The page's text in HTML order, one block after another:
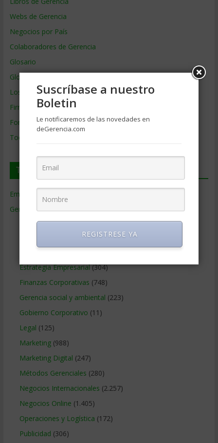
Webs de Gerencia
Negocios por País
Colaboradores de Gerencia
Glosario
Glosario Inglés – Español
Los mejores MBA
Firmas de Gerencia
Formación de Gerencia
Todos los Temas
Temas de Gerencia
Empresas de Gerencia
Gerencia(9.477)
Ciencias Económicas(80)
Estrategia Empresarial(304)
Finanzas Corporativas (748)
Gerencia social y ambiental (223)
Gobierno Corporativo (11)
Legal (125)
Marketing(988)
Marketing Digital (247)
Métodos Gerenciales (280)
Negocios Internacionales (2.257)
Negocios Online (1.405)
Operaciones y Logística (172)
Publicidad (306)
Suscríbase a nuestro
Boletin
Le notificaremos de las novedades en
deGerencia.com
REGISTRESE YA